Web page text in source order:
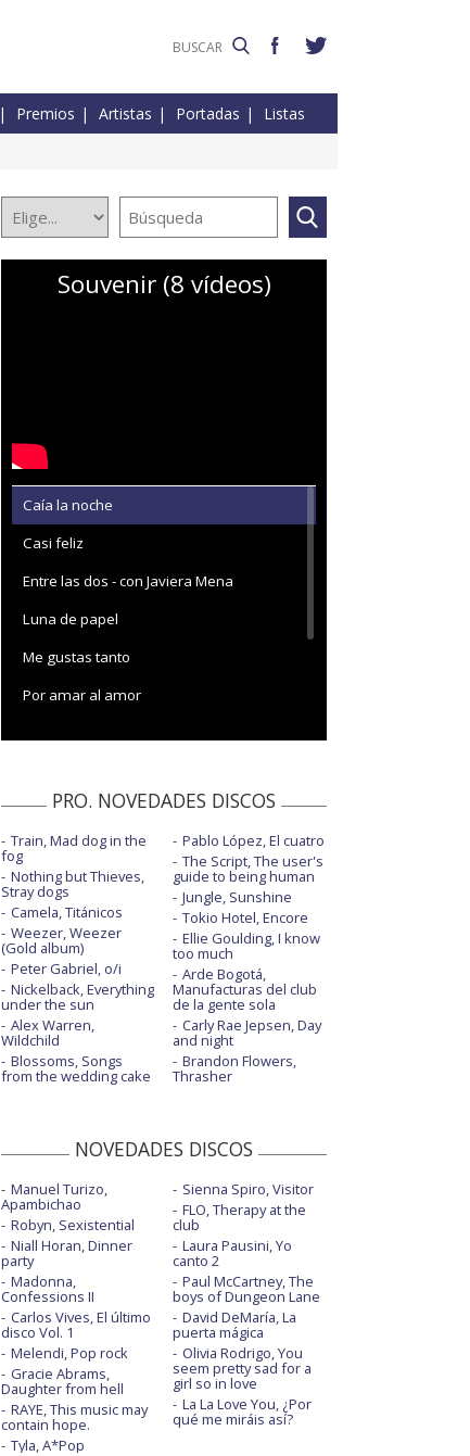
Premios Artistas Portadas Listas
Souvenir (8 vídeos)
Caía la noche
Casi feliz
Entre las dos - con Javiera Mena
Luna de papel
Me gustas tanto
Por amar al amor
PRO. NOVEDADES DISCOS
Train, Mad dog in the
fog
Nothing but Thieves,
Stray dogs
Camela, Titánicos
Weezer, Weezer
(Gold album)
Peter Gabriel, o/i
Nickelback, Everything
under the sun
Alex Warren,
Wildchild
Blossoms, Songs
from the wedding cake
Pablo López, El cuatro
The Script, The user's
guide to being human
Jungle, Sunshine
Tokio Hotel, Encore
Ellie Goulding, I know
too much
Arde Bogotá,
Manufacturas del club
de la gente sola
Carly Rae Jepsen, Day
and night
Brandon Flowers,
Thrasher
NOVEDADES DISCOS
Manuel Turizo,
Apambichao
Robyn, Sexistential
Niall Horan, Dinner
party
Madonna,
Confessions II
Carlos Vives, El último
disco Vol. 1
Melendi, Pop rock
Gracie Abrams,
Daughter from hell
RAYE, This music may
contain hope.
Tyla, A*Pop
Sienna Spiro, Visitor
FLO, Therapy at the
club
Laura Pausini, Yo
canto 2
Paul McCartney, The
boys of Dungeon Lane
David DeMaría, La
puerta mágica
Olivia Rodrigo, You
seem pretty sad for a
girl so in love
La La Love You, ¿Por
qué me miráis así?